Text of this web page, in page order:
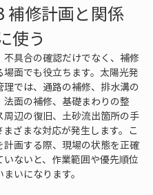
補修計画と関係
使う
不具合の確認だけでなく、補修
場面でも役立ちます。太陽光発
理では、通路の補修、排水溝の
法面の補修、基礎まわりの整
周辺の復旧、土砂流出箇所の手
まざまな対応が発生します。こ
計画する際、現場の状態を正確
いないと、作業範囲や優先順位
いになります。